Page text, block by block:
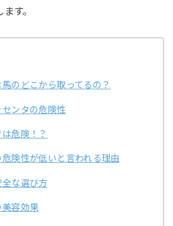
す。
のどこから取ってるの？
ンタの危険性
危険！？
険性が低いと言われる理由
な選び方
容効果